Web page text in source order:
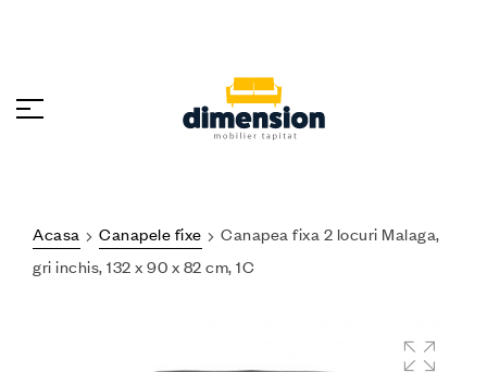
Acasa Canapele fixe
Canapea fixa 2 locuri Malaga,
gri inchis, 132 x 90 x 82 cm, 1C